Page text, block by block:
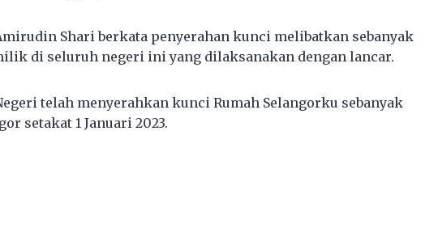
Shari berkata penyerahan kunci melibatkan sebanyak
di seluruh negeri ini yang dilaksanakan dengan lancar.
telah menyerahkan kunci Rumah Selangorku sebanyak
setakat 1 Januari 2023.